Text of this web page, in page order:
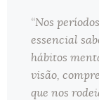
“Nos
essencial
hábitos
visão,
que nos